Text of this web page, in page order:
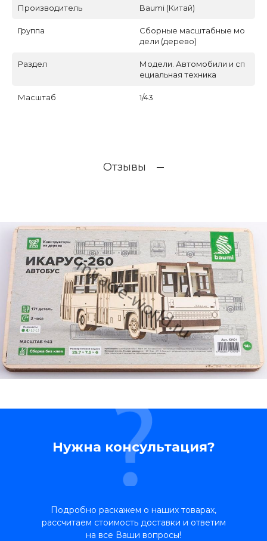
Производитель Baumi (Китай)
Группа
Сборные масштабные мо
дели (дерево)
Раздел
Модели. Автомобили и сп
ециальная техника
Масштаб 1/43
Отзывы
Нужна консультация?
Подробно раскажем о наших товарах,
рассчитаем стоимость доставки и ответим
на все Ваши вопросы!